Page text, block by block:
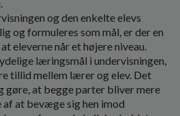
og den enkelte elevs
og formuleres som mål, er der en
eleverne når et højere niveau.
læringsmål i undervis­ningen,
tillid mellem lærer og elev. Det
at begge parter bliver mere
at bevæge sig hen imod